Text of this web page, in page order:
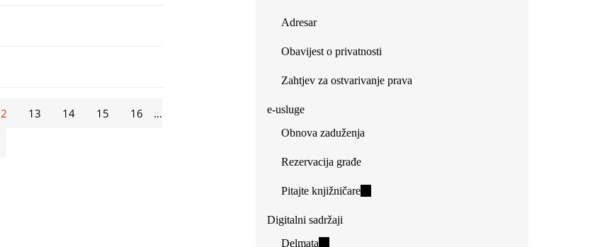
13 14 15 16 …
Adresar
Obavijest o privatnosti
Zahtjev za ostvarivanje prava
e-usluge
Obnova zaduženja
Rezervacija građe
Pitajte knjižničare(link
Digitalni sadržaji
Delmata